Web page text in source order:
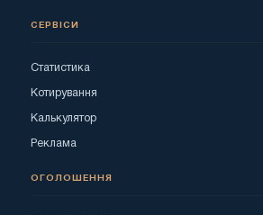
СЕРВІСИ
Статистика
Котирування
Калькулятор
Реклама
ОГОЛОШЕННЯ